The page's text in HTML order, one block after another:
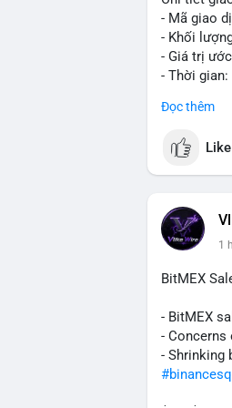
- Mã giao
- Khối
- Giá trị
- Thời gian:
Nhận định
lớn đang
sàn giao
đặc biệt
trọng, có
tin nếu
Lời khuyên
hiện trên
lạnh, đây
biến động
Đọc thêm
Like
1 h
BitMEX
- BitMEX
- Concerns
- Shrinking